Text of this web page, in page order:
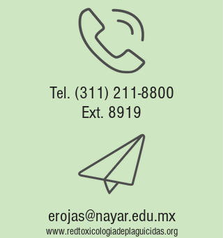
Tel. (311) 211-8800
Ext. 8919
erojas@nayar.edu.mx
www.redtoxicologiadeplaguicidas.org